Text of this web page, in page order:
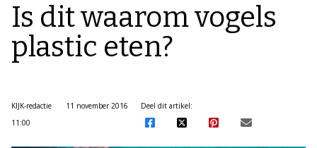
Is dit waarom vogels
plastic eten?
KIJK-redactie
11 november 2016
11:00
Deel dit artikel: